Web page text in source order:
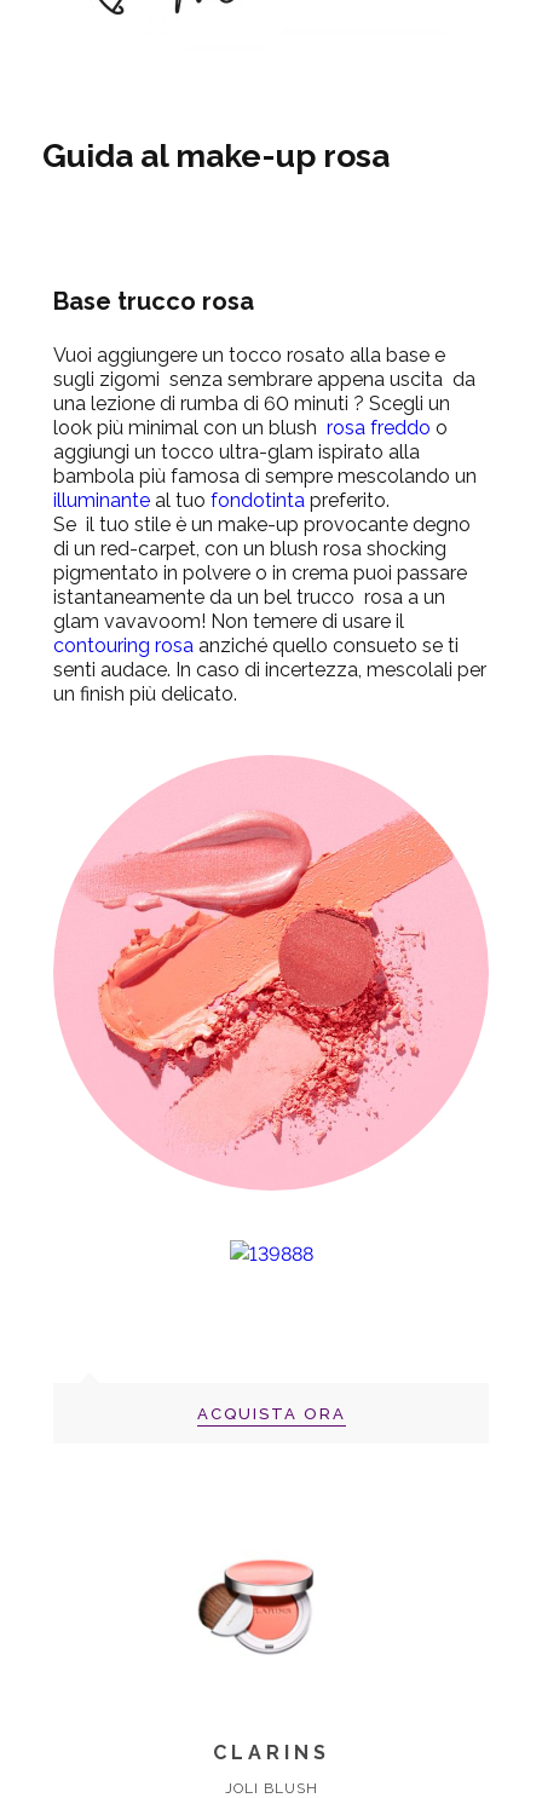
Guida al make-up rosa
Base trucco rosa
Vuoi aggiungere un tocco rosato alla base e
sugli zigomi senza sembrare appena uscita da
una lezione di rumba di 60 minuti ? Scegli un
look più minimal con un blush rosa freddo o
aggiungi un tocco ultra-glam ispirato alla
bambola più famosa di sempre mescolando un
illuminante al tuo fondotinta preferito.
Se il tuo stile è un make-up provocante degno
di un red-carpet, con un blush rosa shocking
pigmentato in polvere o in crema puoi passare
istantaneamente da un bel trucco rosa a un
glam vavavoom! Non temere di usare il
contouring rosa anziché quello consueto se ti
senti audace. In caso di incertezza, mescolali per
un finish più delicato.
ACQUISTA ORA
CLARINS
JOLI BLUSH